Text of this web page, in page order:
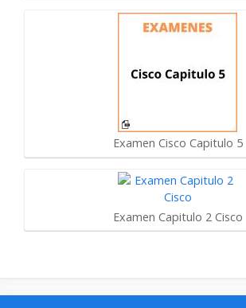
Examen Cisco Capitulo 5
Examen Capitulo 2 Cisco